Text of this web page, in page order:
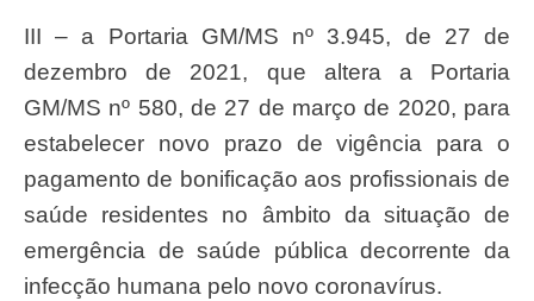
III – a Portaria GM/MS nº 3.945, de 27 de
dezembro de 2021, que altera a Portaria
GM/MS nº 580, de 27 de março de 2020, para
estabelecer novo prazo de vigência para o
pagamento de bonificação aos profissionais de
saúde residentes no âmbito da situação de
emergência de saúde pública decorrente da
infecção humana pelo novo coronavírus.